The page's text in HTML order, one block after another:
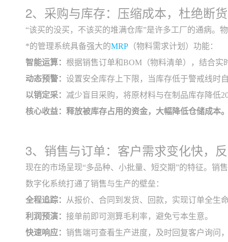
2、采购与库存：压缩成本，杜绝断
“该买的没买，不该买的堆满仓库”是许多工厂的通病。
*的管理系统具备强大的MRP （物料需求计划）功能：
智能运算： 根据销售订单和BOM（物料清单），结合实
动态预警： 设置安全库存上下限，当库存低于警戒线时
以销定采： 减少盲目采购，将原材料与在制品库存降低
核心收益：释放被库存占用的资金，大幅降低仓储成本
3、销售与订单：客户需求变化快，
现在的市场呈现“多品种、小批量、短交期”的特征。销
数字化系统打通了销售与生产的壁垒：
全程追踪：
从报价、合同到发货、回款，实现订单全生
利润预演： 接单前即可测算毛利率，避免亏本生意。
快速响应： 销售端可查看生产进度，及时回复客户询问